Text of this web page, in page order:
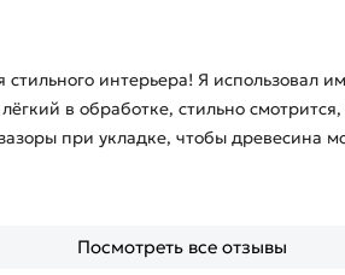
интерьера! Я использовал
в обработке, стильно
при укладке, чтобы древесина
Посмотреть все отзывы